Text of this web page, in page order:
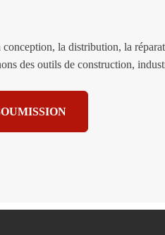
conception, la distribution, la
des outils de construction,